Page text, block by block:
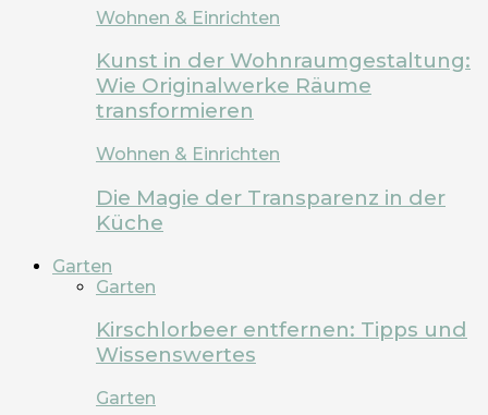
Wohnen & Einrichten
Kunst in der Wohnraumgestaltung:
Wie Originalwerke Räume
transformieren
Wohnen & Einrichten
Die Magie der Transparenz in der
Küche
Garten
Garten
Kirschlorbeer entfernen: Tipps und
Wissenswertes
Garten